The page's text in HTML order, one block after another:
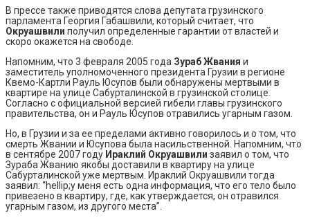
В прессе также приводятся слова депутата грузинского
парламента Георгия Габашвили, который считает, что
Окруашвили получил определенные гарантии от властей и
скоро окажется на свободе.
Напомним, что 3 февраля 2005 года Зураб Жвания и
заместитель уполномоченного президента Грузии в регионе
Квемо-Картли Рауль Юсупов были обнаружены мертвыми в
квартире на улице Сабурталинской в грузинской столице.
Согласно с официальной версией гибели главы грузинского
правительства, он и Рауль Юсупов отравились угарным газом.
Но, в Грузии и за ее пределами активно говорилось и о том, что
смерть Жвании и Юсупова была насильственной. Напомним, что
в сентябре 2007 году Ираклий Окруашвили заявил о том, что
Зураба Жванию якобы доставили в квартиру на улице
Сабурталинской уже мертвым. Ираклий Окруашвили тогда
заявил: “hellip;у меня есть одна информация, что его тело было
привезено в квартиру, где, как утверждается, он отравился
угарным газом, из другого места”.